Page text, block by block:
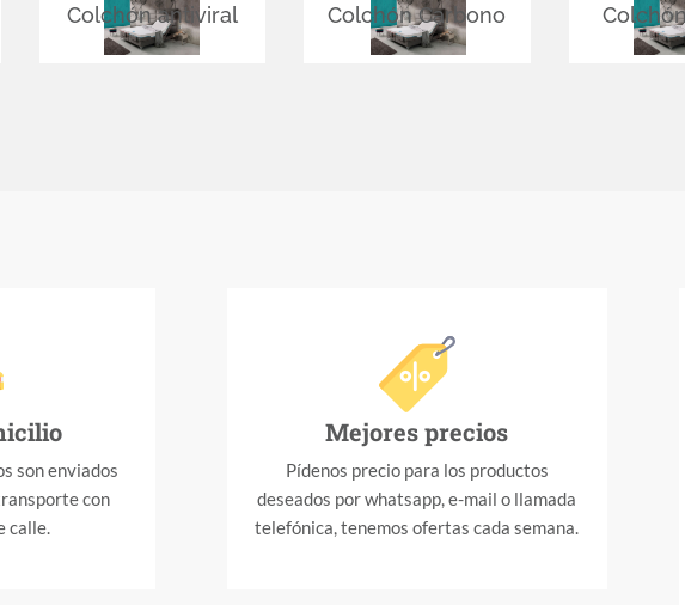
Colchón antiviral Colchón Carbono
son enviados
con
calle.
Mejores precios
Pídenos precio para los productos
deseados por whatsapp, e-mail o llamada
telefónica, tenemos ofertas cada semana.